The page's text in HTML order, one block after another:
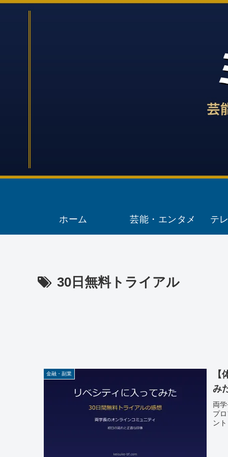
ホーム 芸能・エンタメ テ
30日無料トライアル
金融・副業
み
両
プ
ン